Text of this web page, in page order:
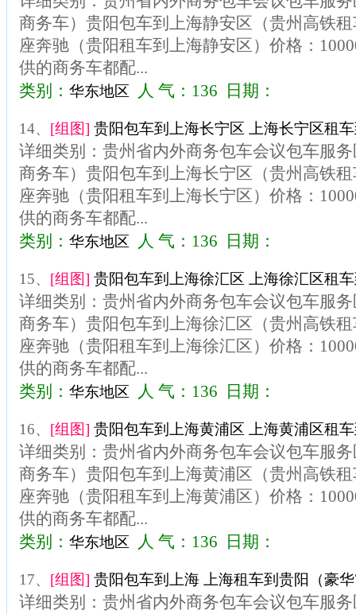
商务车）贵阳包车到上海静安区（贵州高铁
座奔驰（贵阳租车到上海静安区）价格：
供的商务车都配...
类别： 华东地区 人 气：136 日期：
14、 [组图] 贵阳包车到上海长宁区 上海长宁区租
详细类别：贵州省内外商务包车会议包车服
商务车）贵阳包车到上海长宁区（贵州高铁
座奔驰（贵阳租车到上海长宁区）价格：
供的商务车都配...
类别： 华东地区 人 气：136 日期：
15、 [组图] 贵阳包车到上海徐汇区 上海徐汇区租
详细类别：贵州省内外商务包车会议包车服
商务车）贵阳包车到上海徐汇区（贵州高铁
座奔驰（贵阳租车到上海徐汇区）价格：
供的商务车都配...
类别： 华东地区 人 气：136 日期：
16、 [组图] 贵阳包车到上海黄浦区 上海黄浦区租
详细类别：贵州省内外商务包车会议包车服
商务车）贵阳包车到上海黄浦区（贵州高铁
座奔驰（贵阳租车到上海黄浦区）价格：
供的商务车都配...
类别： 华东地区 人 气：136 日期：
17、 [组图] 贵阳包车到上海 上海租车到贵阳（豪
详细类别：贵州省内外商务包车会议包车服